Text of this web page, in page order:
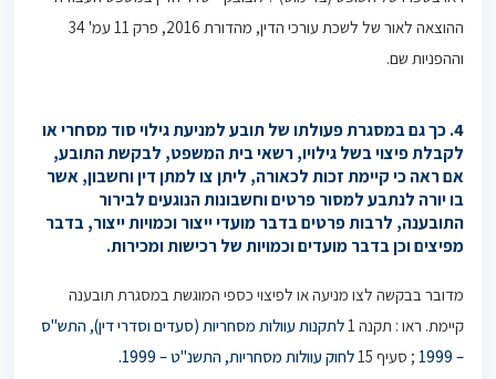
ההוצאה לאור של לשכת עורכי הדין, מהדורת 2016, פרק 11 עמ' 34
וההפניות שם.
4. כך גם במסגרת פעולתו של תובע למניעת גילוי סוד מסחרי או
לקבלת פיצוי בשל גילויו, רשאי בית המשפט, לבקשת התובע,
אם ראה כי קיימת זכות לכאורה, ליתן צו למתן דין וחשבון, אשר
בו יורה לנתבע למסור פרטים וחשבונות הנוגעים לבירור
התובענה, לרבות פרטים בדבר מועדי ייצור וכמויות ייצור, בדבר
מפיצים וכן בדבר מועדים וכמויות של רכישות ומכירות.
מדובר בבקשה לצו מניעה או לפיצוי כספי המוגשת במסגרת תובענה
קיימת. ראו : תקנה 1
לתקנות עוולות מסחריות (סעדים וסדרי דין), התש"ס
– 1999
; סעיף 15 לחוק עוולות מסחריות, התשנ"ט – 1999.